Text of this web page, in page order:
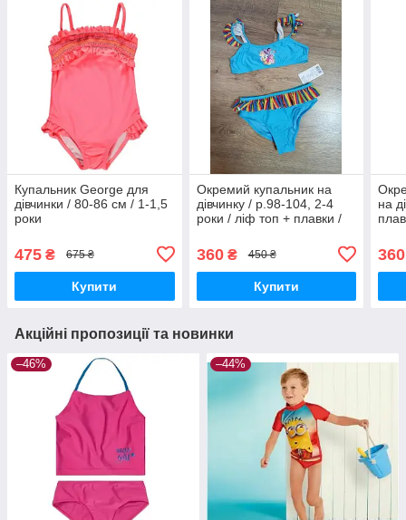
Купальник George для
дівчинки / 80-86 см / 1-1,5
роки
475 ₴ 675 ₴
Купити
Окремий купальник на
дівчинку / р.98-104, 2-4
роки / ліф топ + плавки /
360₴ 450 ₴
Купити
на
360
Акційні пропозиції та новинки
–46% –44%